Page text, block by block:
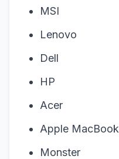
MSI
Lenovo
Dell
HP
Acer
Apple MacBook
Monster